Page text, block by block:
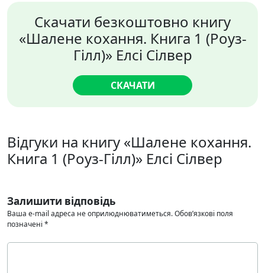
Скачати безкоштовно книгу
«Шалене кохання. Книга 1 (Роуз-
Гілл)» Елсі Сілвер
СКАЧАТИ
Відгуки на книгу «Шалене кохання.
Книга 1 (Роуз-Гілл)» Елсі Сілвер
Залишити відповідь
Ваша e-mail адреса не оприлюднюватиметься.Обов’язкові поля
позначені *